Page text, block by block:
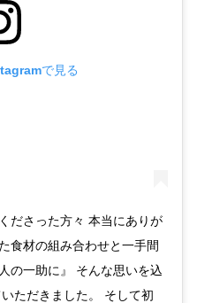
で見る
ださった方々 本当にありが
食材の組み合わせと一手間
の一助に』 そんな思いを込
ただきました。 そして初